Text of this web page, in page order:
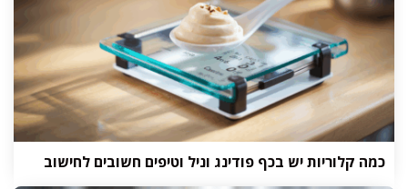
כמה קלוריות יש בכף פודינג וניל וטיפים חשובים לחישוב